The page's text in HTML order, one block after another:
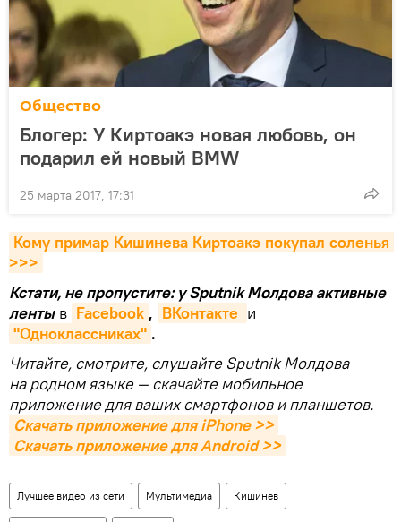
Общество
Блогер: У Киртоакэ новая любовь, он
подарил ей новый BMW
25 марта 2017, 17:31
Кому примар Кишинева Киртоакэ покупал соленья
>>>
Кстати, не пропустите: у Sputnik Молдова активные
ленты в Facebook , ВКонтакте и
"Одноклассниках" .
Читайте, смотрите, слушайте Sputnik Молдова
на родном языке — скачайте мобильное
приложение для ваших смартфонов и планшетов.
Скачать приложение для iPhone >>
Скачать приложение для Android >>
Лучшее видео из сети Мультимедиа Кишинев